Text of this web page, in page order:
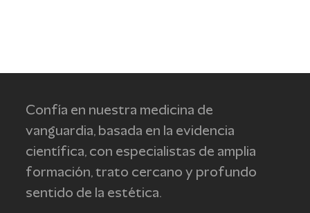
left
blank
Confía en nuestra medicina de
vanguardia, basada en la evidencia
científica, con especialistas de amplia
formación, trato cercano y profundo
sentido de la estética.